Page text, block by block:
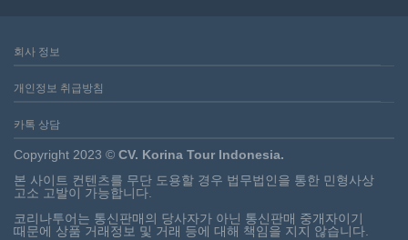
회사 정보
개인정보 취급방침
카톡 상담
Copyright 2023 © CV. Korina Tour Indonesia.
본 사이트 컨텐츠를 무단 도용할 경우 법무법인을 통한 민형사상
고소 고발이 가능합니다.
코리나투어는 통신판매의 당사자가 아닌 통신판매 중개자이기
때문에 상품 거래정보 및 거래 등에 대해 책임을 지지 않습니다.